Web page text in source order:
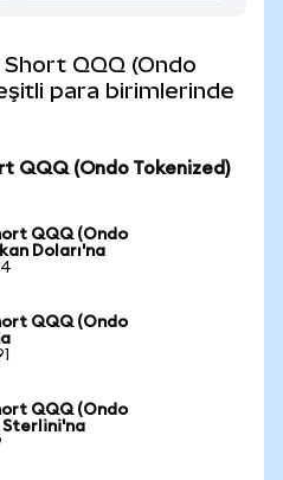
QQQ (Ondo
para birimlerinde
QQQ (Ondo Tokenized)
QQQ (Ondo
Doları'na
QQQ (Ondo
QQQ (Ondo
Sterlini'na